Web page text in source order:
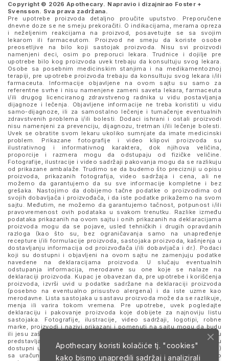
Copyright © 2026 Apothecary. Napravio i dizajnirao Foster +
Svensson. Sva prava zadržana.
Pre upotrebe proizvoda detaljno proučite uputstvo. Preporučene
dnevne doze se ne smeju prekoračiti. O indikacijama, merama opreza
i neželjenim reakcijama na proizvod, posavetujte se sa svojim
lekarom ili farmaceutom. Proizvod ne smeju da koriste osobe
preosetljive na bilo koji sastojak proizvoda. Nisu svi proizvodi
namenjeni deci, osim po preporuci lekara. Trudnice i dojilje pre
upotrebe bilo kog proizvoda uvek trebaju da konsultuju svog lekara.
Osobe sa posebnim medicinskim stanjima i na medikamentoznoj
terapiji, pre upotrebe proizvoda trebaju da konsultuju svog lekara i/ili
farmaceuta. Informacije objavljene na ovom sajtu su samo za
referentne svrhe i nisu namenjene zameni saveta lekara, farmaceuta
i/ili drugog licenciranog zdravstvenog radnika u vidu postavljanja
dijagnoze i lečenja. Objavljene informacije ne treba koristiti u vidu
samo-dijagnoze, ili za samostalno lečenje i tumačenje eventualnih
zdravstvenih problema i/ili bolesti. Dodaci ishrani i ostali proizvodi
nisu namenjeni za prevenciju, dijagnozu, tretman i/ili lečenje bolesti.
Uvek se obratite svom lekaru ukoliko sumnjate da imate medicinski
problem. Prikazane fotografije i video klipovi proizvoda su
ilustrativnog i informativnog karaktera, dok njihova veličina,
proporcije i razmera mogu da odstupaju od fizičke veličine.
Fotografije, ilustracije i video sadržaji pakovanja mogu da se razlikuju
od prikazane ambalaže. Trudimo se da budemo što precizniji u opisu
proizvoda, prikazanih fotografija, video sadržaja i cena, ali ne
možemo da garantujemo da su sve informacije kompletne i bez
grešaka. Nastojimo da dobijemo tačne podatke o proizvodima od
svojih dobavljača i proizvođača, i da iste podatke prikažemo na svom
sajtu. Međutim, ne možemo da garantujemo tačnost, potpunost i/ili
pravovremenost ovih podataka u svakom trenutku. Razlike između
podataka prikazanih na ovom sajtu i onih prikazanih na deklaracijama
proizvoda mogu da se pojave, usled tehničkih i drugih opravdanih
razloga (kao što su, bez ograničavanja samo na unapređenje
recepture i/ili formulacije proizvoda, sastojaka proizvoda, kašnjenja u
dostavljanju informacija od proizvođača i/ili dobavljača i dr.). Podaci
koji su dostupni i objavljeni na ovom sajtu ne zamenjuju podatke
navedene na deklaracijama proizvoda. U slučaju eventualnih
odstupanja informacija, merodavne su one koje se nalaze na
deklaraciji proizvoda. Kupac je obavezan da, pre upotrebe i korišćenja
proizvoda, izvrši uvid u podatke sadržane na deklaraciji proizvoda
(posebno na eventualno prisustvo alergena) i da iste uzme kao
merodavne. Lista sastojaka u sastavu proizvoda može da se razlikuje,
menja ili varira tokom vremena. Pre upotrebe, uvek pogledajte
deklaraciju i pakovanje proizvoda koje dobijete za najnoviju listu
sastojaka. Fotografije, ilustracije, video sadržaji, logotipi, robne
marke, proizvodi i nazivi prikazani i pomenuti na sajtu mogu da budu
ili jesu zaštitni znaci njihovih kompanija. Proizvodi prikazani na sajtu
predstavljaju deo ponude za poručivanje i ne podrazumeva se da su
dostupni u svakom trenutku. Sve cene su izražene u dinarima (RSD)
sa uračunatim PDV-om, dok je poručivanje omogućeno isključivo
Apothecary koristi kolačiće tj. "cookies"
kako bismo unapredili sadržaj i analizirali